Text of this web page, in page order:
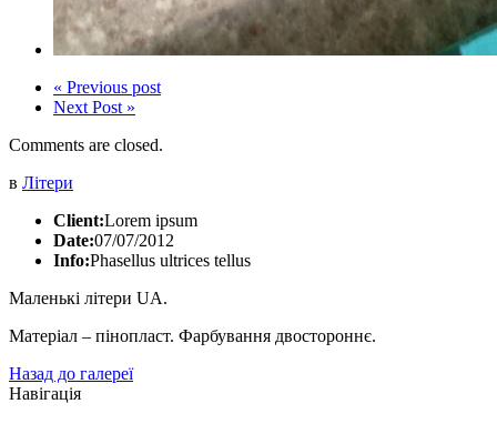
« Previous post
Next Post »
Comments are closed.
в Літери
Client:Lorem ipsum
Date:07/07/2012
Info:Phasellus ultrices tellus
Маленькі літери UA.
Матеріал – пінопласт. Фарбування двостороннє.
Назад до галереї
Навігація